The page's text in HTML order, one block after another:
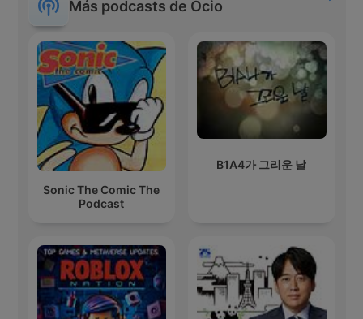
Más podcasts de Ocio
Sonic The Comic The
Podcast
B1A4가 그리운 날